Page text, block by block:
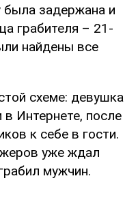
была задержана и
грабителя – 21-
найдены все
схеме: девушка
Интернете, после
к себе в гости.
уже ждал
мужчин.